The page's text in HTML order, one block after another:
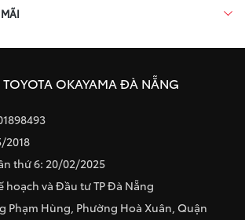
OKAYAMA ĐÀ NẴNG
2018
thứ 6: 20/02/2025
hoạch và Đầu tư TP Đà Nẵng
Phạm Hùng, Phường Hoà Xuân, Quận